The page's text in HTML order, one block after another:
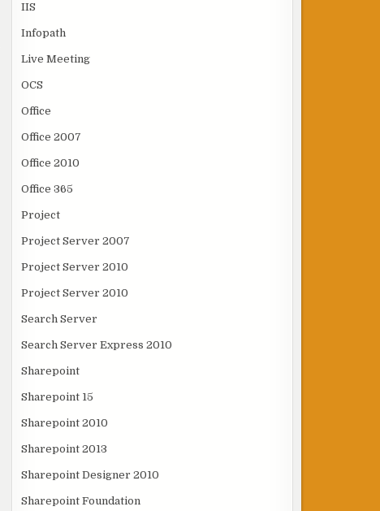
IIS
Infopath
Live Meeting
OCS
Office
Office 2007
Office 2010
Office 365
Project
Project Server 2007
Project Server 2010
Project Server 2010
Search Server
Search Server Express 2010
Sharepoint
Sharepoint 15
Sharepoint 2010
Sharepoint 2013
Sharepoint Designer 2010
Sharepoint Foundation